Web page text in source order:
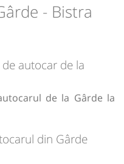
- Bistra
autocar de la
de la Gârde la
din Gârde